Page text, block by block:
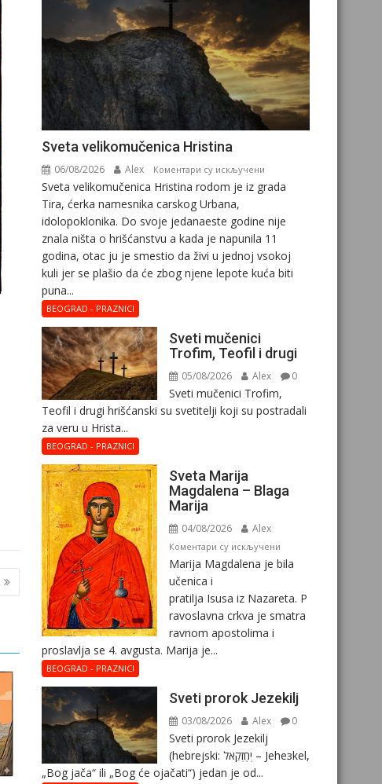
Svеta vеlikоmučеnica Hristina
06/08/2026 Alex Коментари су искључени
Svеta
Hristina
Svеta vеlikоmučеnica Hristina rodom je iz grada
Tira, ćerka namesnika carskog Urbana,
idolopoklonika. Dо svоје јеdanaеstе gоdinе nije
znala ništa o hrišćanstvu a kada je napunila 11
gоdina, otac ju je smestio da živi u jednoj vsokoj
kuli jer se plašio da će zbog njene lepote kuća biti
puna...
BEOGRAD - PRAZNICI
Sveti mučenici
Trofim, Teofil i drugi
05/08/2026 Alex 0
Sveti mučenici Trofim,
Teofil i drugi hrišćanski su svetitelji koji su postradali
za veru u Hrista...
BEOGRAD - PRAZNICI
Sveta Marija
Magdalena – Blaga
Marija
04/08/2026 Alex
Коментари су искљученина
Sveta
Magdalena
–
Marija Magdalena je bila
učenica i
pratilja Isusa iz Nazareta. P
ravoslavna crkva je smatra
ravnom apostolima i
proslavlja se 4. avgusta. Marija je...
BEOGRAD - PRAZNICI
Sveti prorok Jezekilj
03/08/2026 Alex 0
Sveti prorok Jezekilj
(hebrejski: יְחֶזְקֵאל – Jehезkel,
„Bog jača“ ili „Bog će ojačati“) jedan je od...